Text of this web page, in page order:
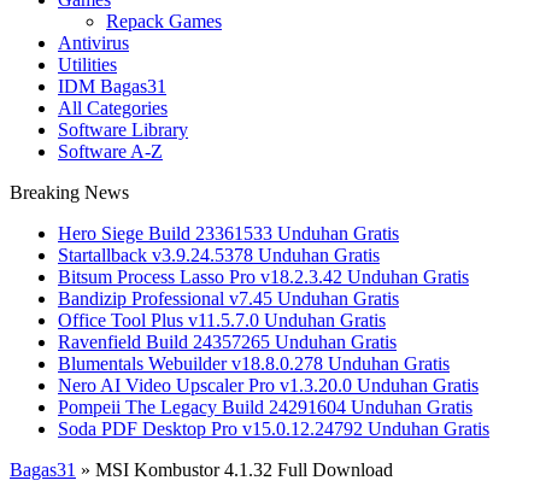
Repack Games
Antivirus
Utilities
IDM Bagas31
All Categories
Software Library
Software A-Z
Breaking News
Hero Siege Build 23361533 Unduhan Gratis
Startallback v3.9.24.5378 Unduhan Gratis
Bitsum Process Lasso Pro v18.2.3.42 Unduhan Gratis
Bandizip Professional v7.45 Unduhan Gratis
Office Tool Plus v11.5.7.0 Unduhan Gratis
Ravenfield Build 24357265 Unduhan Gratis
Blumentals Webuilder v18.8.0.278 Unduhan Gratis
Nero AI Video Upscaler Pro v1.3.20.0 Unduhan Gratis
Pompeii The Legacy Build 24291604 Unduhan Gratis
Soda PDF Desktop Pro v15.0.12.24792 Unduhan Gratis
Bagas31 » MSI Kombustor 4.1.32 Full Download